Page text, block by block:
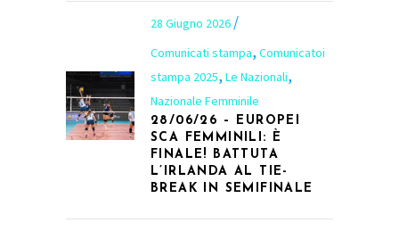
28 Giugno 2026
Comunicati stampa, Comunicatoi
stampa 2025, Le Nazionali,
Nazionale Femminile
28/06/26 – EUROPEI
SCA FEMMINILI: È
FINALE! BATTUTA
L’IRLANDA AL TIE-
BREAK IN SEMIFINALE